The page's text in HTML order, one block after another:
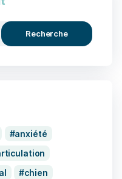
Recherche
anxiété
chien